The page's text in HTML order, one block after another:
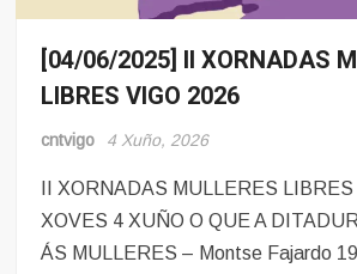
Eventos
[04/06/2025] II XORNADAS
LIBRES VIGO 2026
cntvigo 4 Xuño, 2026
II XORNADAS MULLERES
XOVES 4 XUÑO O QUE A
ÁS MULLERES – Montse Fajardo